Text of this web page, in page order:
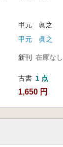
甲元 眞之
甲元 眞之
新刊 在庫なし
古書 1 点
1,650 円